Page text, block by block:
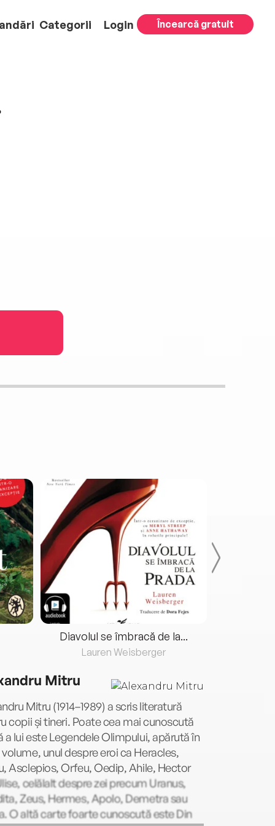
Categorii Login Încearcă gratuit
Diavolul se îmbracă de la...
Lauren Weisberger
Mitru
Mitru (1914–1989) a scris literatură
copii și tineri. Poate cea mai cunoscută
a lui este Legendele Olimpului, apărută în
unul despre eroi ca Heracles,
Asclepios, Orfeu, Oedip, Ahile, Hector
celălalt despre zei precum Uranus,
Zeus, Hermes, Apolo, Demetra sau
O altă carte foarte cunoscută este Din